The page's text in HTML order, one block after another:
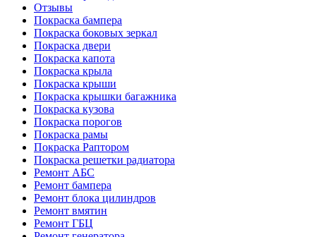
Отзывы
Покраска бампера
Покраска боковых зеркал
Покраска двери
Покраска капота
Покраска крыла
Покраска крыши
Покраска крышки багажника
Покраска кузова
Покраска порогов
Покраска рамы
Покраска Раптором
Покраска решетки радиатора
Ремонт АБС
Ремонт бампера
Ремонт блока цилиндров
Ремонт вмятин
Ремонт ГБЦ